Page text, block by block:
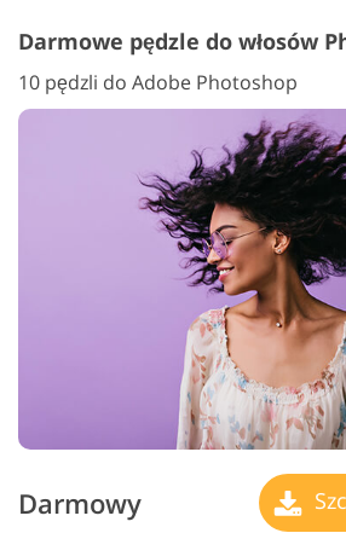
Darmowe pędzle do włosów
10 pędzli do Adobe Photoshop
Darmowy